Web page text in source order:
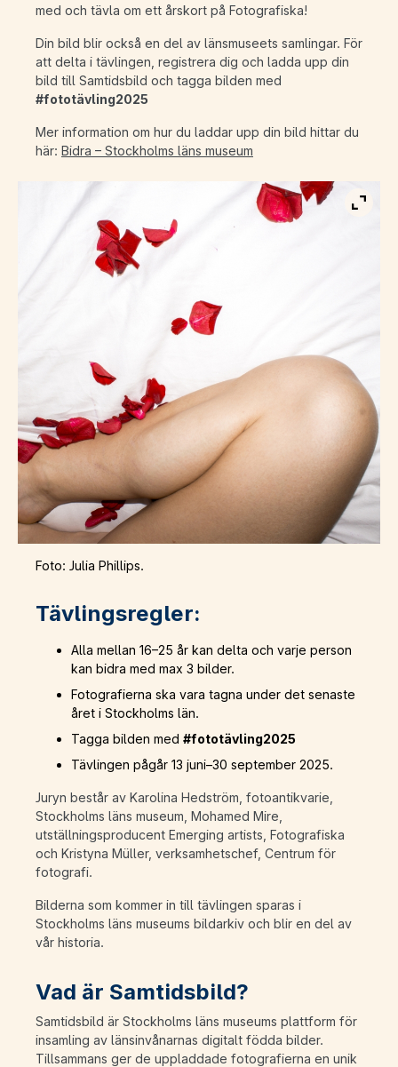
med och tävla om ett årskort på Fotografiska!
Din bild blir också en del av länsmuseets samlingar. För
att delta i tävlingen, registrera dig och ladda upp din
bild till Samtidsbild och tagga bilden med
#fototävling2025
Mer information om hur du laddar upp din bild hittar du
här: Bidra – Stockholms läns museum
Visa
Foto: Julia Phillips.
Tävlingsregler:
Alla mellan 16–25 år kan delta och varje person
kan bidra med max 3 bilder.
Fotografierna ska vara tagna under det senaste
året i Stockholms län.
Tagga bilden med #fototävling2025
Tävlingen pågår 13 juni–30 september 2025.
Juryn består av Karolina Hedström, fotoantikvarie,
Stockholms läns museum, Mohamed Mire,
utställningsproducent Emerging artists, Fotografiska
och Kristyna Müller, verksamhetschef, Centrum för
fotografi.
Bilderna som kommer in till tävlingen sparas i
Stockholms läns museums bildarkiv och blir en del av
vår historia.
Vad är Samtidsbild?
Samtidsbild är Stockholms läns museums plattform för
insamling av länsinvånarnas digitalt födda bilder.
Tillsammans ger de uppladdade fotografierna en unik